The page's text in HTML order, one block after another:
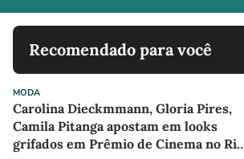
Recomendado para você
MODA
Carolina Dieckmmann, Gloria Pires,
Camila Pitanga apostam em looks
grifados em Prêmio de Cinema no Rio